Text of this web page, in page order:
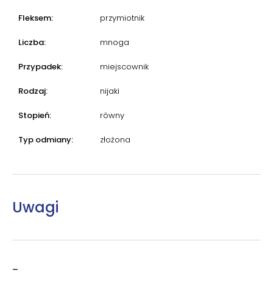
Fleksem: przymiotnik
Liczba: mnoga
Przypadek: miejscownik
Rodzaj: nijaki
Stopień: równy
Typ odmiany: złożona
Uwagi
–